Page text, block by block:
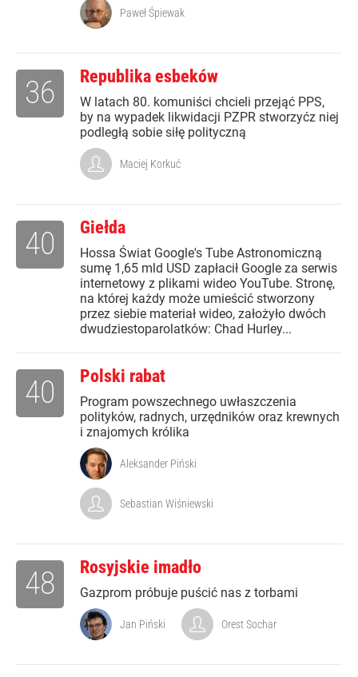
Paweł Śpiewak
Republika esbeków
W latach 80. komuniści chcieli przejąć PPS,
by na wypadek likwidacji PZPR stworzyćz niej
podległą sobie siłę polityczną
36
Maciej Korkuć
Giełda
Hossa Świat Google's Tube Astronomiczną
sumę 1,65 mld USD zapłacił Google za serwis
internetowy z plikami wideo YouTube. Stronę,
na której każdy może umieścić stworzony
przez siebie materiał wideo, założyło dwóch
dwudziestoparolatków: Chad Hurley...
40
Polski rabat
Program powszechnego uwłaszczenia
polityków, radnych, urzędników oraz krewnych
i znajomych królika
40
Aleksander Piński
Sebastian Wiśniewski
Rosyjskie imadło
Gazprom próbuje puścić nas z torbami
48
Jan Piński Orest Sochar